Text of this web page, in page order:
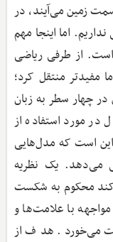
زمین می‌آیند، در
اما اینجا مهم
از طرفی ریاضی
مفیدتر منتقل کرد؛
10 صفحه نوشتن در چهار سطر به زبان
در مورد استفاده از
است که مدل‌هایی
می‌دهد. یک نظریه
کند محکوم به شکست
مواجهه با علامت‌ها و
می‌خورد. هدف از